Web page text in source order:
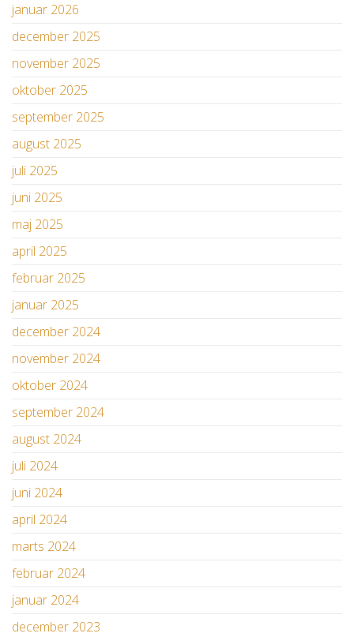
januar 2026
december 2025
november 2025
oktober 2025
september 2025
august 2025
juli 2025
juni 2025
maj 2025
april 2025
februar 2025
januar 2025
december 2024
november 2024
oktober 2024
september 2024
august 2024
juli 2024
juni 2024
april 2024
marts 2024
februar 2024
januar 2024
december 2023